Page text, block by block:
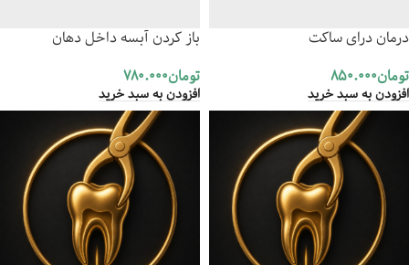
درمان درای ساکت
تومان850.000
افزودن به سبد خرید
باز کردن آبسه داخل دهان
تومان780.000
افزودن به سبد خرید